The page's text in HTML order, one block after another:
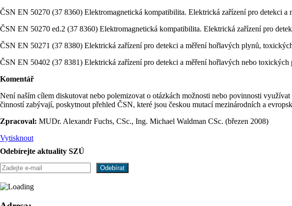
ČSN EN 50270 (37 8360) Elektromagnetická kompatibilita. Elektrická zařízení pro detekci
ČSN EN 50270 ed.2 (37 8360) Elektromagnetická kompatibilita. Elektrická zařízení pro
ČSN EN 50271 (37 8380) Elektrická zařízení pro detekci a měření hořlavých plynů,
ČSN EN 50402 (37 8381) Elektrická zařízení pro detekci a měření hořlavých nebo
Komentář
Není naším cílem diskutovat nebo polemizovat o otázkách možnosti nebo povinnosti
činností zabývají, poskytnout přehled ČSN, které jsou českou mutací mezinárodních a
Zpracoval: MUDr. Alexandr Fuchs, CSc., Ing. Michael Waldman CSc. (březen 2008)
Vytisknout
Odebírejte aktuality SZÚ